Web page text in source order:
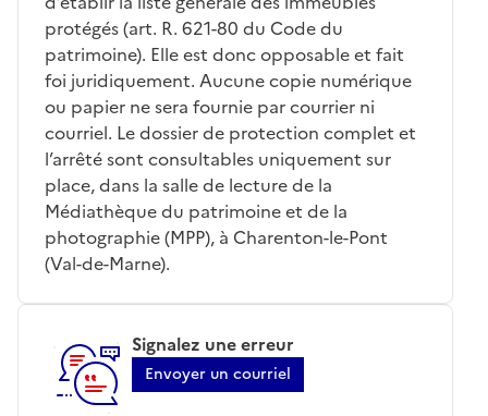
protégés (art. R. 621-80 du Code du
patrimoine). Elle est donc opposable et fait
foi juridiquement. Aucune copie numérique
ou papier ne sera fournie par courrier ni
courriel. Le dossier de protection complet et
l’arrêté sont consultables uniquement sur
place, dans la salle de lecture de la
Médiathèque du patrimoine et de la
photographie (MPP), à Charenton-le-Pont
(Val-de-Marne).
Signalez une erreur
Envoyer un courriel